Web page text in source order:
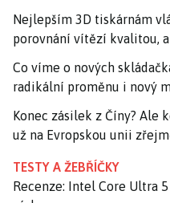
Nejlepším 3D tiskárnám
porovnání vítězí kvalitou,
Co víme o nových
radikální proměnu i nový
Konec zásilek z Číny? Ale
už na Evropskou unii
TESTY A ŽEBŘÍČKY
Recenze: Intel Core Ultra